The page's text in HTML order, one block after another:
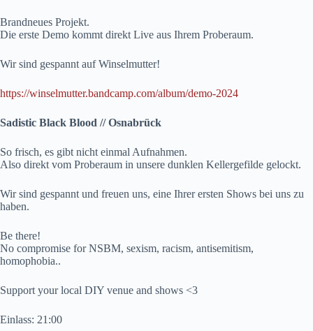
Brandneues Projekt.
Die erste Demo kommt direkt Live aus Ihrem Proberaum.
Wir sind gespannt auf Winselmutter!
https://winselmutter.bandcamp.com/album/demo-2024
Sadistic Black Blood // Osnabrück
So frisch, es gibt nicht einmal Aufnahmen.
Also direkt vom Proberaum in unsere dunklen Kellergefilde gelockt.
Wir sind gespannt und freuen uns, eine Ihrer ersten Shows bei uns zu
haben.
Be there!
No compromise for NSBM, sexism, racism, antisemitism,
homophobia..
Support your local DIY venue and shows <3
Einlass: 21:00